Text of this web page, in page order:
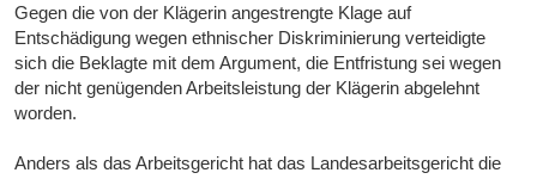
Gegen die von der Klägerin angestrengte Klage auf
Entschädigung wegen ethnischer Diskriminierung verteidigte
sich die Beklagte mit dem Argument, die Entfristung sei wegen
der nicht genügenden Arbeitsleistung der Klägerin abgelehnt
worden.
Anders als das Arbeitsgericht hat das Landesarbeitsgericht die